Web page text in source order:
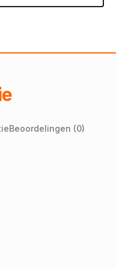
Beoordelingen (0)